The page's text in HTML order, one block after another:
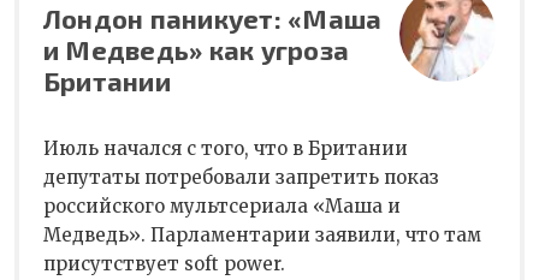
Лондон паникует: «Маша
и Медведь» как угроза
Британии
Июль начался с того, что в Британии
депутаты потребовали запретить показ
российского мультсериала «Маша и
Медведь». Парламентарии заявили, что там
присутствует soft power.